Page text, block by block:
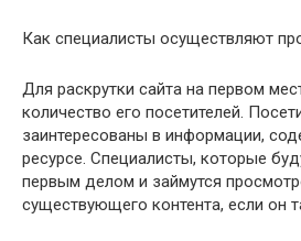
Как специалисты осуществляют
Для раскрутки сайта на первом
количество его посетителей.
заинтересованы в информации,
ресурсе. Специалисты, которые
первым делом и займутся
существующего контента, если он